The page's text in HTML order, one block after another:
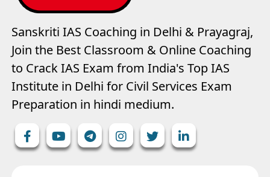
Sanskriti IAS Coaching in Delhi & Prayagraj,
Join the Best Classroom & Online Coaching
to Crack IAS Exam from India's Top IAS
Institute in Delhi for Civil Services Exam
Preparation in hindi medium.